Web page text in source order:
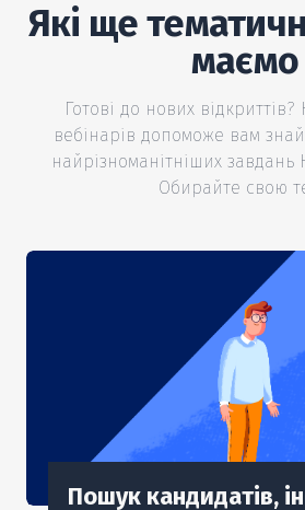
Які ще
маємо
Готові до нових
вебінарів допоможе вам
найрізноманітніших завдань
Обирайте свою
Пошук кандидатів,